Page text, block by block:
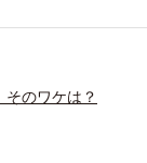
のワケは？